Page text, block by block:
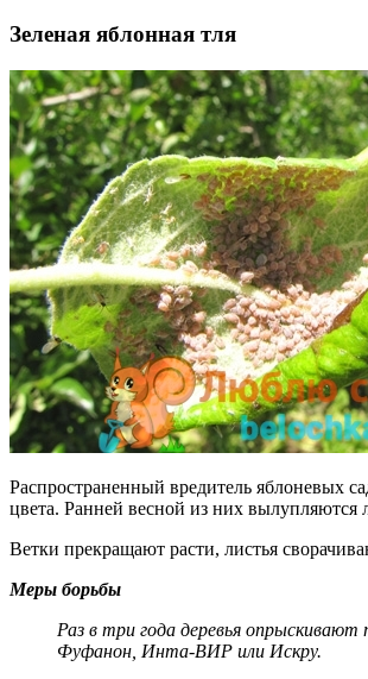
Зеленая яблонная тля
Распространенный вредитель яблоневых
цвета. Ранней весной из них вылупляются
Ветки прекращают расти, листья
Меры борьбы
Раз в три года деревья опрыскивают
Фуфанон, Инта-ВИР или Искру.